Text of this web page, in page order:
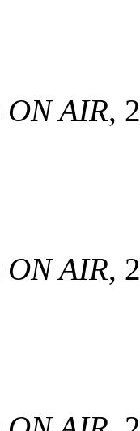
ON AIR,
ON AIR,